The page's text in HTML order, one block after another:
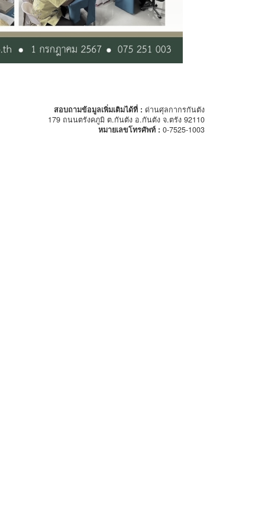
สอบถามข้อมูลเพิ่มเติมได้ที่ : ด่านศุลกากรกันตัง
179 ถนนตรังคภูมิ ต.กันตัง อ.กันตัง จ.ตรัง 92110
หมายเลขโทรศัพท์ : 0-7525-1003